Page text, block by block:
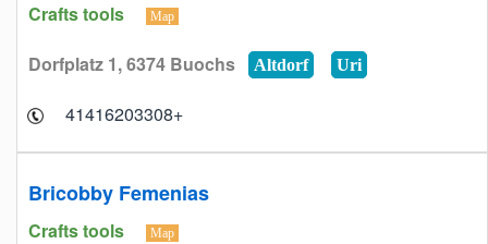
Crafts tools Map
Dorfplatz 1, 6374 Buochs Altdorf Uri
+41416203308
Bricobby Femenias
Crafts tools Map